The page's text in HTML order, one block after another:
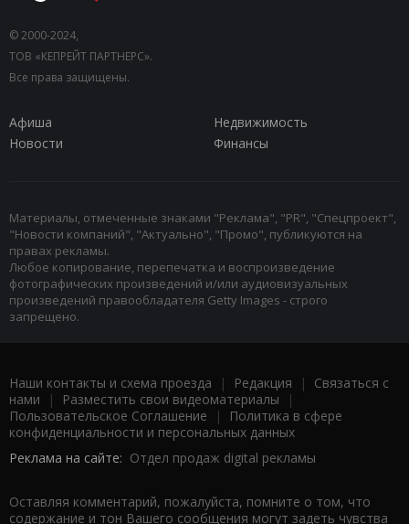
© 2000-2024,
ТОВ «КЕПРЕЙТ ПАРТНЕРС».
Все права защищены.
Афиша
Недвижимость
Новости
Финансы
Материалы, отмеченные знаками "Реклама", "PR", "Спецпроект",
"Новости компаний", "Актуально", "Промо", публикуются на
правах рекламы.
Любое копирование, перепечатка и воспроизведение
фотографических произведений и/или аудиовизуальных
произведений правообладателя Getty Images - строго
запрещено.
Наши контакты и схема проезда | Редакция | Связаться с
нами | Разместить свои видеоматериалы |
Пользовательское Соглашение |
Политика в сфере
конфиденциальности и персональных данных
Реклама на сайте: Отдел продаж digital рекламы
Оставляя комментарий, пожалуйста, помните о том, что
содержание и тон Вашего сообщения могут задеть чувства